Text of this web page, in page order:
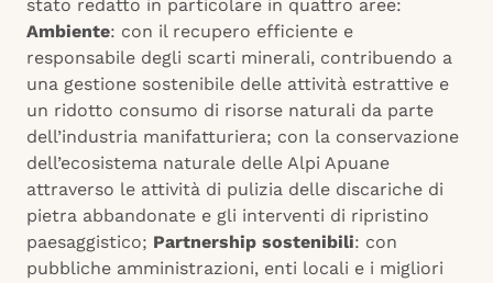
stato redatto in particolare in quattro aree:
Ambiente: con il recupero efficiente e
responsabile degli scarti minerali, contribuendo a
una gestione sostenibile delle attività estrattive e
un ridotto consumo di risorse naturali da parte
dell’industria manifatturiera; con la conservazione
dell’ecosistema naturale delle Alpi Apuane
attraverso le attività di pulizia delle discariche di
pietra abbandonate e gli interventi di ripristino
paesaggistico; Partnership sostenibili: con
pubbliche amministrazioni, enti locali e i migliori